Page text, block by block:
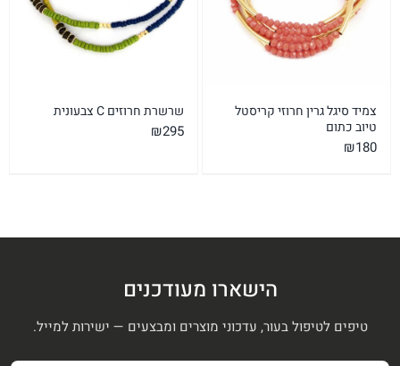
צמיד סיגל גרין חרוזי קריסטל
טיוב כתום
₪180
שרשרת חרוזים C צבעונית
₪295
הישארו מעודכנים
טיפים לטיפול בעור, עדכוני מוצרים ומבצעים — ישירות למייל.